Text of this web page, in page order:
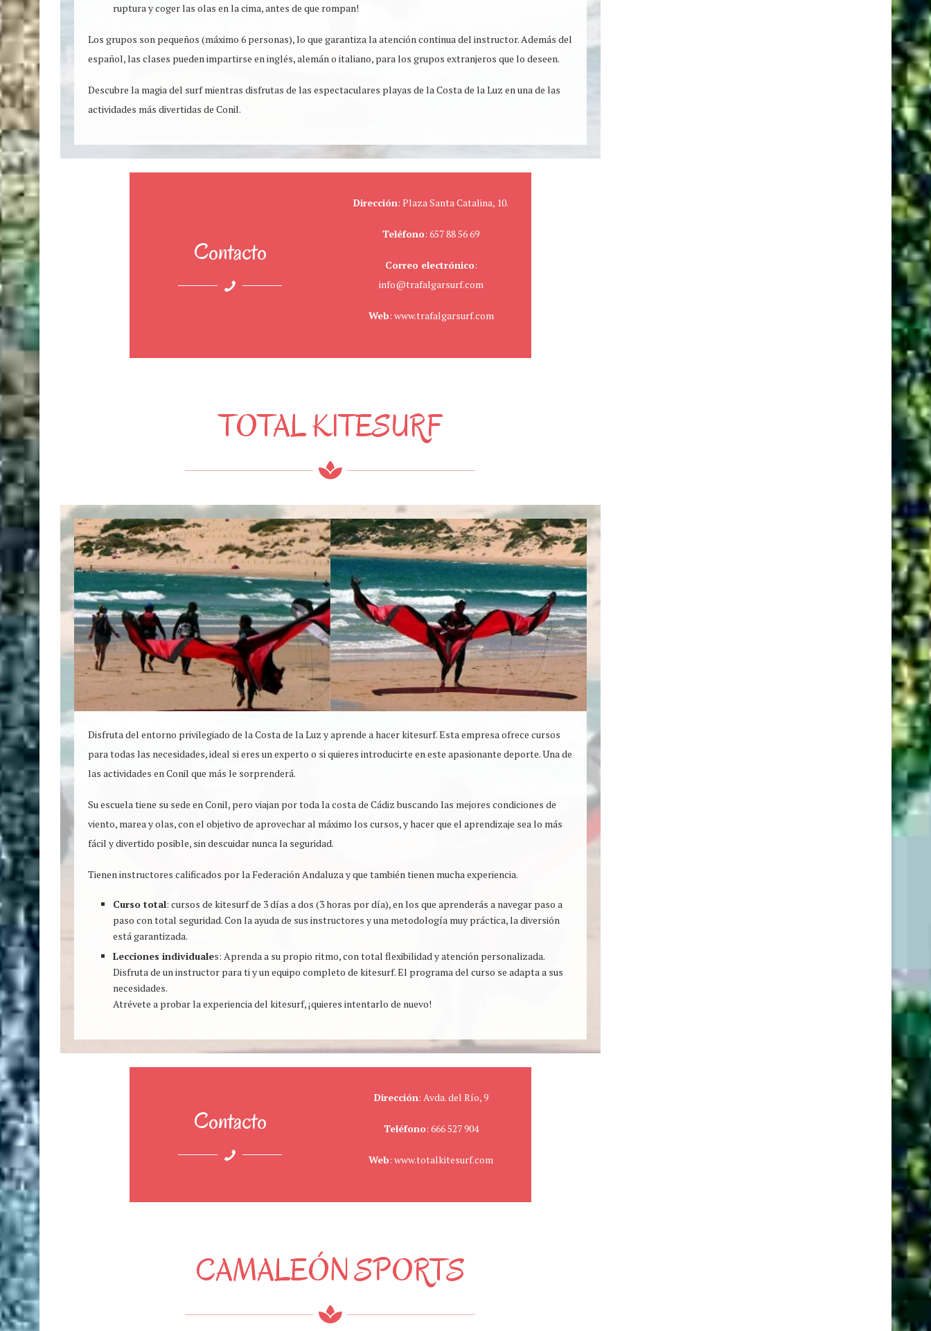
ruptura y coger las olas en la cima, antes de que rompan!
Los grupos son pequeños (máximo 6 personas), lo que garantiza la atención continua del instructor. Además del
español, las clases pueden impartirse en inglés, alemán o italiano, para los grupos extranjeros que lo deseen.
Descubre la magia del surf mientras disfrutas de las espectaculares playas de la Costa de la Luz en una de las
actividades más divertidas de Conil.
Contacto
Dirección: Plaza Santa Catalina, 10.
Teléfono: 657 88 56 69
Correo electrónico:
info@trafalgarsurf.com
Web: www.trafalgarsurf.com
TOTAL KITESURF
Disfruta del entorno privilegiado de la Costa de la Luz y aprende a hacer kitesurf. Esta empresa ofrece cursos
para todas las necesidades, ideal si eres un experto o si quieres introducirte en este apasionante deporte. Una de
las actividades en Conil que más le sorprenderá.
Su escuela tiene su sede en Conil, pero viajan por toda la costa de Cádiz buscando las mejores condiciones de
viento, marea y olas, con el objetivo de aprovechar al máximo los cursos, y hacer que el aprendizaje sea lo más
fácil y divertido posible, sin descuidar nunca la seguridad.
Tienen instructores calificados por la Federación Andaluza y que también tienen mucha experiencia.
Curso total: cursos de kitesurf de 3 días a dos (3 horas por día), en los que aprenderás a navegar paso a
paso con total seguridad. Con la ayuda de sus instructores y una metodología muy práctica, la diversión
está garantizada.
Lecciones individuales: Aprenda a su propio ritmo, con total flexibilidad y atención personalizada.
Disfruta de un instructor para ti y un equipo completo de kitesurf. El programa del curso se adapta a sus
necesidades.
Atrévete a probar la experiencia del kitesurf, ¡quieres intentarlo de nuevo!
Contacto
Dirección: Avda. del Río, 9
Teléfono: 666 527 904
Web: www.totalkitesurf.com
CAMALEÓN SPORTS